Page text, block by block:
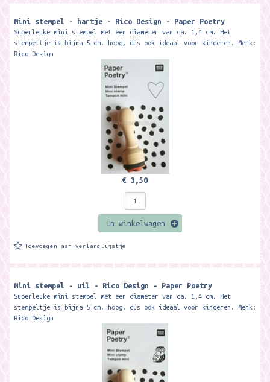
Mini stempel - hartje - Rico Design - Paper Poetry
Superleuke mini stempel met een diameter van ca. 1,4 cm. Het
stempeltje is bijna 5 cm. hoog, dus ook ideaal voor kinderen. Merk:
Rico Design
€ 3,50
In winkelwagen
Toevoegen aan verlanglijstje
Mini stempel - uil - Rico Design - Paper Poetry
Superleuke mini stempel met een diameter van ca. 1,4 cm. Het
stempeltje is bijna 5 cm. hoog, dus ook ideaal voor kinderen. Merk:
Rico Design